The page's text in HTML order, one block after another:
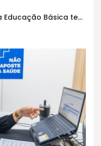
Índice de Desenvolvimento da Educação Básica tem elevação em todas as etapas